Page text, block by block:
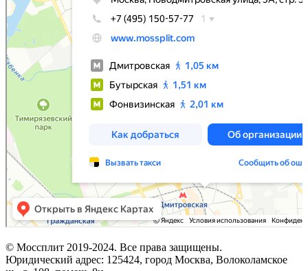
© Моссплит 2019-2024. Все права защищены.
Юридический адрес: 125424, город Москва, Волоколамское